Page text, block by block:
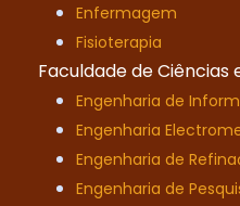
Enfermagem
Fisioterapia
Faculdade de Ciências
Engenharia de
Engenharia
Engenharia de
Engenharia de